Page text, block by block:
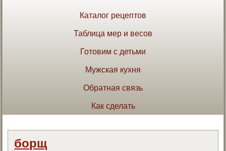
Каталог рецептов
Таблица мер и весов
Готовим с детьми
Мужская кухня
Обратная связь
Как сделать
борщ